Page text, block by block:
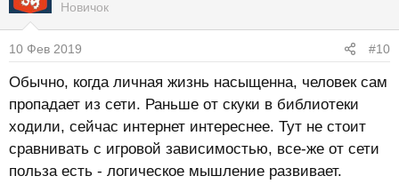
ц
и
:
Новичок
10 Фев 2019 #10
Обычно, когда личная жизнь насыщенна, человек сам
пропадает из сети. Раньше от скуки в библиотеки
ходили, сейчас интернет интереснее. Тут не стоит
сравнивать с игровой зависимостью, все-же от сети
польза есть - логическое мышление развивает.